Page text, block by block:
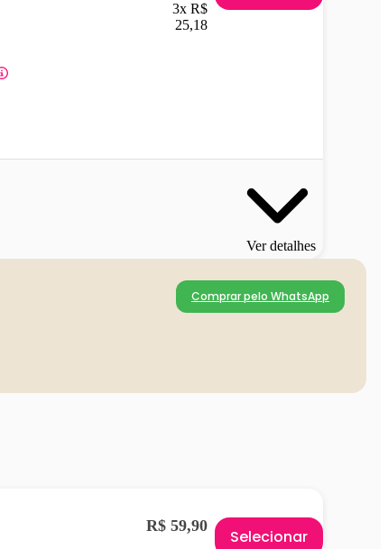
3x R$
25,18
Ver detalhes
Comprar pelo WhatsApp
R$ 59,90
Selecionar